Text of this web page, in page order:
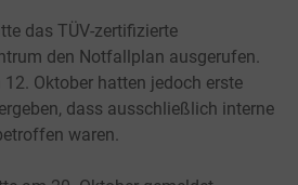
das TÜV-zertifizierte
den Notfallplan ausgerufen.
Oktober hatten jedoch erste
dass ausschließlich interne
waren.